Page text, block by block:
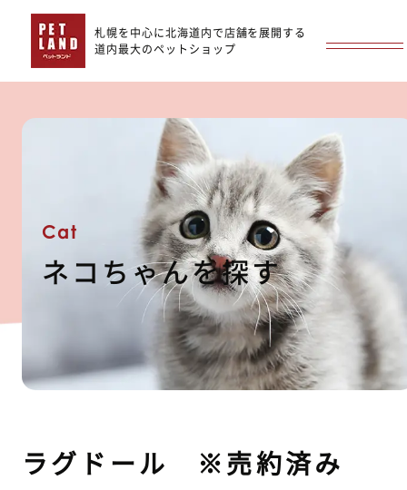
札幌を中心に北海道内で店舗を展開する
道内最大のペットショップ
Cat
ネコちゃんを探す
ラグドール ※売約済み